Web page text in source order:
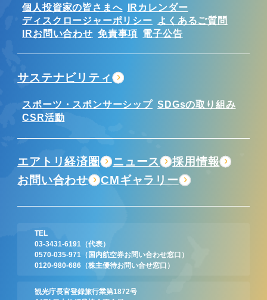
TEL
03-3431-6191
（代表）
0570-035-971
（国内航空券お問い合わせ窓口）
0120-980-686 （株主優待お問い合せ窓口）
観光庁長官登録旅行業第1872号
個人投資家の皆さまへ IRカレンダー
ディスクロージャーポリシー
よくあるご質問
IRお問い合わせ 免責事項 電子公告
サステナビリティ
スポーツ・スポンサーシップ SDGsの取り組み
CSR活動
エアトリ経済圏 ニュース
採用情報
お問い合わせ
CMギャラリー